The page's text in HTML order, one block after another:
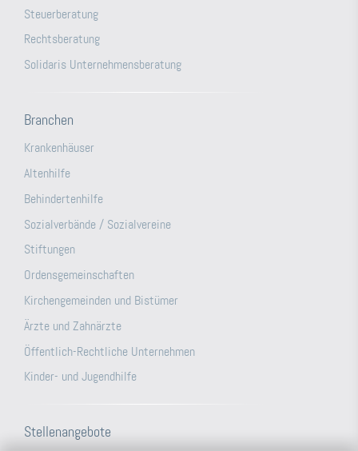
Steuerberatung
Rechtsberatung
Solidaris Unternehmensberatung
Branchen
Krankenhäuser
Altenhilfe
Behindertenhilfe
Sozialverbände / Sozialvereine
Stiftungen
Ordensgemeinschaften
Kirchengemeinden und Bistümer
Ärzte und Zahnärzte
Öffentlich-Rechtliche Unternehmen
Kinder- und Jugendhilfe
Stellenangebote